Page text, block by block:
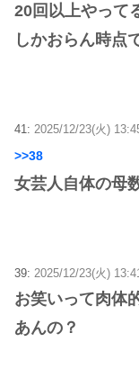
20回以上やって
しかおらん時点
41: 2025/12/23(火)
>>38
女芸人自体の母
39: 2025/12/23(火)
お笑いって肉体
あんの？